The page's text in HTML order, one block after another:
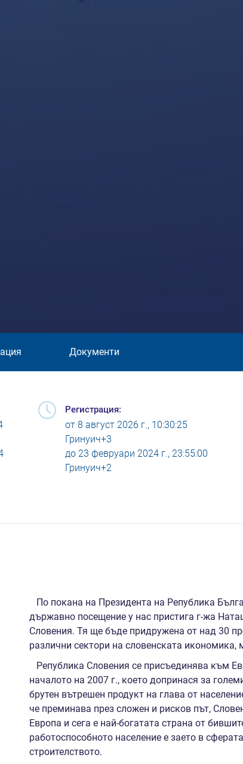
Документи
Регистрация:
от8 август 2026 г., 10:30:25
Гринуич+3
до 23 февруари 2024 г., 23:55:00
Гринуич+2
По покана на Президента на Република
държавно посещение у нас пристига г-жа
Словения. Тя ще бъде придружена от над 30
различни сектори на словенската икономика,
Република Словения се присъединява към
началото на 2007 г., което допринася за
брутен вътрешен продукт на глава от
че преминава през сложен и рисков път,
Европа и сега е най-богатата страна от
работоспособното население е заето в
строителството.